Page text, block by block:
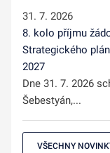
31. 7. 2026
8. kolo příjmu
Strategického
2027
Dne 31. 7. 2026
Šebestyán,...
VŠECHNY